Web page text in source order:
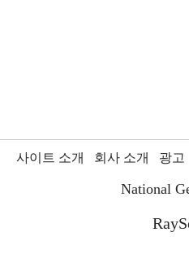
사이트 소개 회사 소개 광고
National